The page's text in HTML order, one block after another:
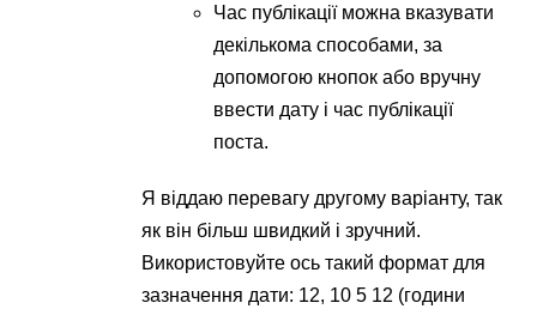
Час публікації можна вказувати
декількома способами, за
допомогою кнопок або вручну
ввести дату і час публікації
поста.
Я віддаю перевагу другому варіанту, так
як він більш швидкий і зручний.
Використовуйте ось такий формат для
зазначення дати: 12, 10 5 12 (години